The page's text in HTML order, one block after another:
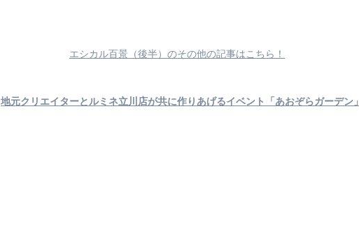
エシカル百景（後半）のその他の記事はこちら！
地元クリエイターとルミネ立川店が共に作りあげるイベント「あおぞらガーデン」